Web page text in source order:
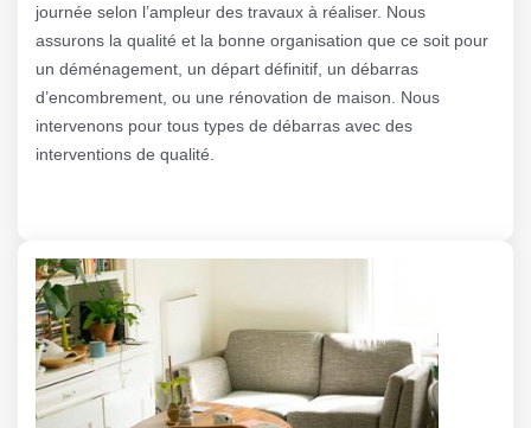
journée selon l’ampleur des travaux à réaliser. Nous
assurons la qualité et la bonne organisation que ce soit pour
un déménagement, un départ définitif, un débarras
d’encombrement, ou une rénovation de maison. Nous
intervenons pour tous types de débarras avec des
interventions de qualité.